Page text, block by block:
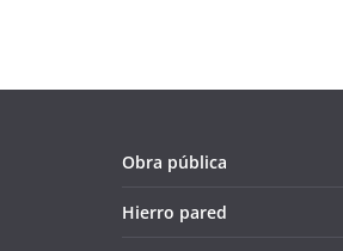
Obra pública
Hierro pared